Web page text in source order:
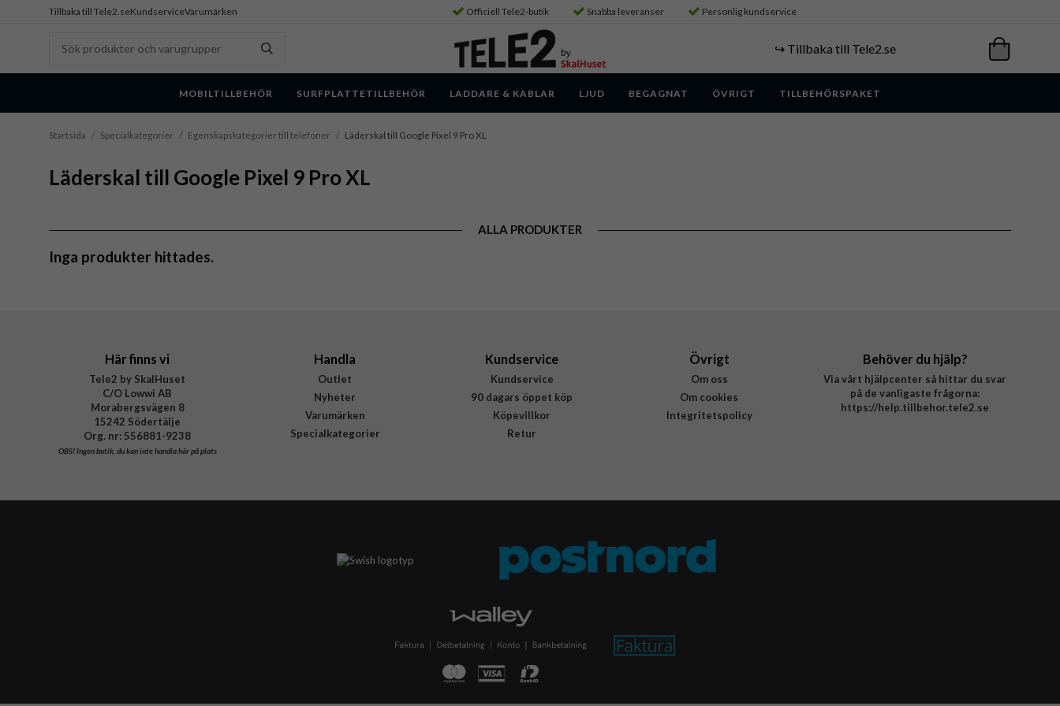
Tillbaka till Tele2.seKundserviceVarumärken Officiell Tele2-butik Snabba leveranser Personlig kundservice
↪️ Tillbaka till Tele2.se
MOBILTILLBEHÖR SURFPLATTETILLBEHÖR LADDARE & KABLAR LJUD BEGAGNAT ÖVRIGT TILLBEHÖRSPAKET
Startsida / Specialkategorier / Egenskapskategorier till telefoner / Läderskal till Google Pixel 9 Pro XL
Läderskal till Google Pixel 9 Pro XL
ALLA PRODUKTER
Inga produkter hittades.
Här finns vi
Tele2 by SkalHuset
C/O Lowwi AB
Morabergsvägen 8
15242 Södertälje
Org. nr: 556881-9238
OBS!Ingen butik, du kan inte handla här på plats
Handla
Outlet
Nyheter
Varumärken
Specialkategorier
Kundservice
Kundservice
90 dagars öppet köp
Köpevillkor
Retur
Övrigt
Om oss
Om cookies
Integritetspolicy
Behöver du hjälp?
Via vårt hjälpcenter så hittar du svar
på de vanligaste frågorna:
https://help.tillbehor.tele2.se